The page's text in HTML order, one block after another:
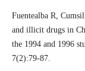
Fuentealba R,
and illicit drugs in
the 1994 and 1996
7(2):79-87.